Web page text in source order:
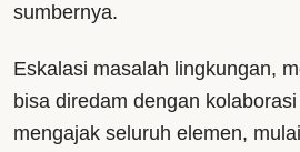
sumbernya.
Eskalasi masalah lingkungan,
bisa diredam dengan
mengajak seluruh elemen,